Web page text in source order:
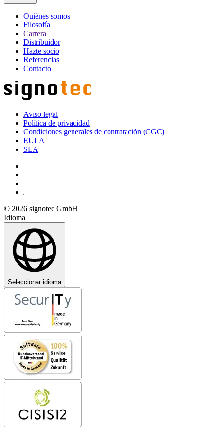
Quiénes somos
Filosofía
Carrera
Distribuidor
Hazte socio
Referencias
Contacto
Aviso legal
Política de privacidad
Condiciones generales de contratación (CGC)
EULA
SLA
© 2026 signotec GmbH
Idioma
Seleccionar idioma